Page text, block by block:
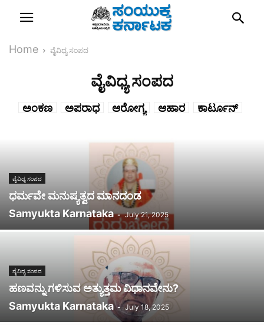
Home ವೈವಿಧ್ಯ ಸಂಪದ
ವೈವಿಧ್ಯ ಸಂಪದ
ಅಂಕಣ ಅಪರಾಧ ಆರೋಗ್ಯ ಆಹಾರ
ಕಾರ್ಟೂನ್
ವೈರಲ್ ವೈವಿಧ್ಯ ಸಂಪದ
ಸಂಸ್ಕೃತಿ ಸಂಪದ ಸಿಂಧೂರ
ಸುದ್ದಿ
ವೈವಿಧ್ಯ ಸಂಪದ
ಧರ್ಮವೇ ಮನುಷ್ಯತ್ವದ ಮಾನದಂಡ
Samyukta Karnataka - July 21, 2025
ವೈವಿಧ್ಯ ಸಂಪದ
ಹಣವನ್ನು ಗಳಿಸುವ ಅತ್ಯುತ್ತಮ ವಿಧಾನವೇನು?
Samyukta Karnataka - July 18, 2025